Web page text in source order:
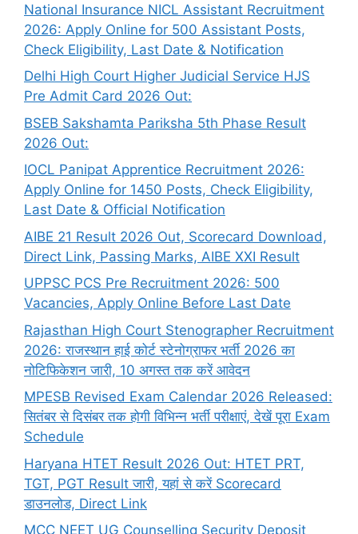
National Insurance NICL Assistant Recruitment
2026: Apply Online for 500 Assistant Posts,
Check Eligibility, Last Date & Notification
Delhi High Court Higher Judicial Service HJS
Pre Admit Card 2026 Out:
BSEB Sakshamta Pariksha 5th Phase Result
2026 Out:
IOCL Panipat Apprentice Recruitment 2026:
Apply Online for 1450 Posts, Check Eligibility,
Last Date & Official Notification
AIBE 21 Result 2026 Out, Scorecard Download,
Direct Link, Passing Marks, AIBE XXI Result
UPPSC PCS Pre Recruitment 2026: 500
Vacancies, Apply Online Before Last Date
Rajasthan High Court Stenographer Recruitment
2026: राजस्थान हाई कोर्ट स्टेनोग्राफर भर्ती 2026 का
नोटिफिकेशन जारी, 10 अगस्त तक करें आवेदन
MPESB Revised Exam Calendar 2026 Released:
सितंबर से दिसंबर तक होगी विभिन्न भर्ती परीक्षाएं, देखें पूरा Exam
Schedule
Haryana HTET Result 2026 Out: HTET PRT,
TGT, PGT Result जारी, यहां से करें Scorecard
डाउनलोड, Direct Link
MCC NEET UG Counselling Security Deposit